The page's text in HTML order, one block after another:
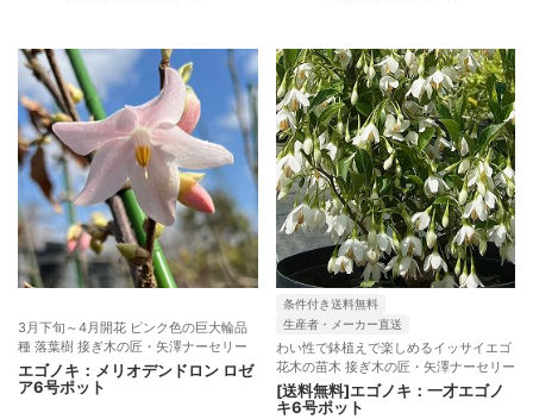
3月下旬～4月開花 ピンク色の巨大輪品
種 落葉樹 接ぎ木の匠・矢澤ナーセリー
エゴノキ：メリオデンドロン ロゼ
ア6号ポット
条件付き送料無料
生産者・メーカー直送
わい性で鉢植えで楽しめるイッサイエゴ
花木の苗木 接ぎ木の匠・矢澤ナーセリー
[送料無料]エゴノキ：一才エゴノ
キ6号ポット